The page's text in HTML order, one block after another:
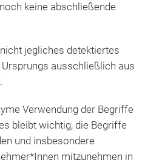
keine abschließende
jegliches detektiertes
ausschließlich aus
Verwendung der Begriffe
bleibt wichtig, die Begriffe
und insbesondere
mitzunehmen in